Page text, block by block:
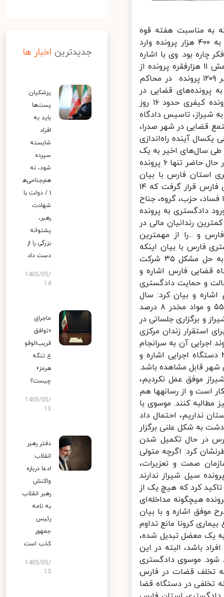
خبری که به مناسبت هفته قوه
قضائیه برگزار شد، ضمن بزرگداشت این ایام، گفت: سال گذشته نزدیک به ۴۰۰ هزار پرونده وارد
بود. وی با اشاره
به تلاش‌های دستگاه قضایی برای کاهش هرچه بیشتر اطاله دادرسی و کاهش ۱۱ هزارفقره پرونده از
موجودی دادگستری فارس طی یکسال گذشته، خاطرنشان کرد: اکنون بالغ بر ۱۲۰۹ پرونده در محاکم
قضایی در
محاکم فارس را چشمگیر دانست و گفت: یک پرونده حقوقی ۲۵ و یک پرونده کیفری حدود ۱۶ روز
تاسیس دادگاه
در شهر صدرا،
آینده راه‌اندازی
کرد: وجود پرونده‌های مسن با عمر بیش از ۲ سال طی سال‌های اخیر به یک
چالش در فارس تبدیل شده بود که سال گذشته ۵ هزار فقره آن کم شد و در حال حاضر تنها ۶ پرونده
فارس با بیان
اینکه سال گذشته ۴۳ پرونده فساد اقتصادی در دستور کار دستگاه قضایی فارس قرار گرفت که ۱۴
حزب، گروه، جناح
دادگستری به پرونده
رندانیان مالی در
و ...را از مهمترین
فارس با بیان اینکه
امسال ٣٢٠ زندانی جرائم غیرعمد با کمک خیرین در فارس آزاد شده‌اند، به حل مشکل ۳۵ شرکت
قضایی فارس اشاره و
١٢ واحد تولیدی با دخالت و حمایت دادگستری
و بیان کرد: سال
گذشته در سرقت مسلحانه ۵۸، آدم ربایی و تجاوز به عنف ۶۳، تیراندازی ۵۵ و مواد مخدر ۸ درصد
و برگزاری جلساتی در
استقرار زندان مرکزی
اجرایی آن به سرانجام
همچنین به اجرای طرح "مقابله علوی با مظاهر فساد" با حضور ۲۸ دستگاه اجرایی اشاره و
قابل مشاهده باشد.
موفق عمل نکردیم،
بیان کرد: ساماندهی و جمع آوری بد پوشش‌ها و معتادان متجاهر در دستور کار است و از رسانه‎ها هم
کنند. موسوی با
نداریم، احتمال داد
به شکل علنی برگزار
در حال تکمیل شدن
کرد: اگرچه متولی
صمت و تعزیرات،
سیل شیراز ندارند
کرد که هیچ یک از
هیچگونه مداخله‌ای
اشاره و با بیان
بیماری کرونا مانع تداوم
یک معضل تبدیل شده،
باشد، البته در این
شود. موسوی دادگستری
تخلف قضات در فارس
تخلفی در دستگاه قضا
جدیدترین اخبار ها
پزشکیان:
پست‌ها
باید به
افراد
شایسته
سپرده
شود، نه
هم‌جناحی‌ه
ا / دولت با
شهادت
رهبر،
پشتوانه
بزرگی را از
دست داد
1405/05/
14
ماجرای
«توافق
قریب‌الوقو
ع تنگه
هرمز»
چیست؟
1405/05/
13
دفتر رهبر
انقلاب:
ادعا درباره
واکنش
رهبر انقلاب
به نامه
رئیس
جمهور
کذب است
1405/05/
13